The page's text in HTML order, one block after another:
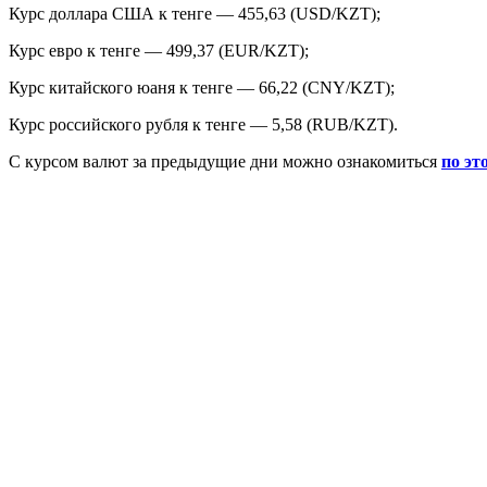
Курс доллара США к тенге — 455,63 (USD/KZT);
Курс евро к тенге — 499,37 (EUR/KZT);
Курс китайского юаня к тенге — 66,22 (CNY/KZT);
Курс российского рубля к тенге — 5,58 (RUB/KZT).
С курсом валют за предыдущие дни можно ознакомиться по